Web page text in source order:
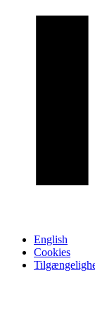
English
Cookies